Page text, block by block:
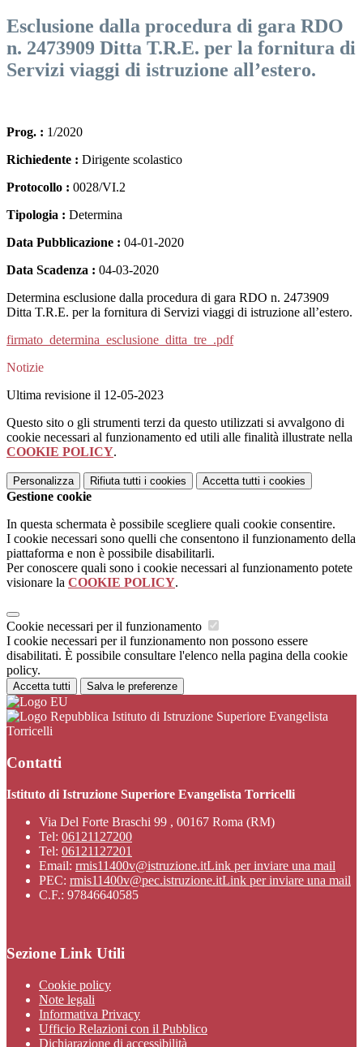
Esclusione dalla procedura di gara RDO
n. 2473909 Ditta T.R.E. per la fornitura di
Servizi viaggi di istruzione all’estero.
Prog. : 1/2020
Richiedente : Dirigente scolastico
Protocollo : 0028/VI.2
Tipologia : Determina
Data Pubblicazione : 04-01-2020
Data Scadenza : 04-03-2020
Determina esclusione dalla procedura di gara RDO n. 2473909
Ditta T.R.E. per la fornitura di Servizi viaggi di istruzione all’estero.
firmato_determina_esclusione_ditta_tre_.pdf
Notizie
Ultima revisione il 12-05-2023
Questo sito o gli strumenti terzi da questo utilizzati si avvalgono di
cookie necessari al funzionamento ed utili alle finalità illustrate nella
COOKIE POLICY.
Personalizza Rifiuta tutti i cookies Accetta tutti i cookies
Gestione cookie
In questa schermata è possibile scegliere quali cookie consentire.
I cookie necessari sono quelli che consentono il funzionamento della
piattaforma e non è possibile disabilitarli.
Per conoscere quali sono i cookie necessari al funzionamento potete
visionare la COOKIE POLICY.
Cookie necessari per il funzionamento
I cookie necessari per il funzionamento non possono essere
disabilitati. È possibile consultare l'elenco nella pagina della cookie
policy.
Accetta tutti Salva le preferenze
Istituto di Istruzione Superiore Evangelista
Torricelli
Contatti
Istituto di Istruzione Superiore Evangelista Torricelli
Via Del Forte Braschi 99 , 00167 Roma (RM)
Tel: 06121127200
Tel: 06121127201
Email: rmis11400v@istruzione.itLink per inviare una mail
PEC: rmis11400v@pec.istruzione.itLink per inviare una mail
C.F.: 97846640585
Sezione Link Utili
Cookie policy
Note legali
Informativa Privacy
Ufficio Relazioni con il Pubblico
Dichiarazione di accessibilità